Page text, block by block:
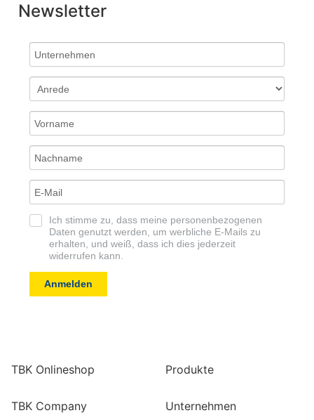
Newsletter
Ich stimme zu, dass meine personenbezogenen
Daten genutzt werden, um werbliche E-Mails zu
erhalten, und weiß, dass ich dies jederzeit
widerrufen kann.
Anmelden
TBK Onlineshop
TBK Company
Produkte
Unternehmen